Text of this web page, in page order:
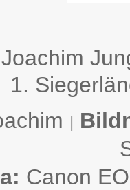
Joachim
1.
|
Canon